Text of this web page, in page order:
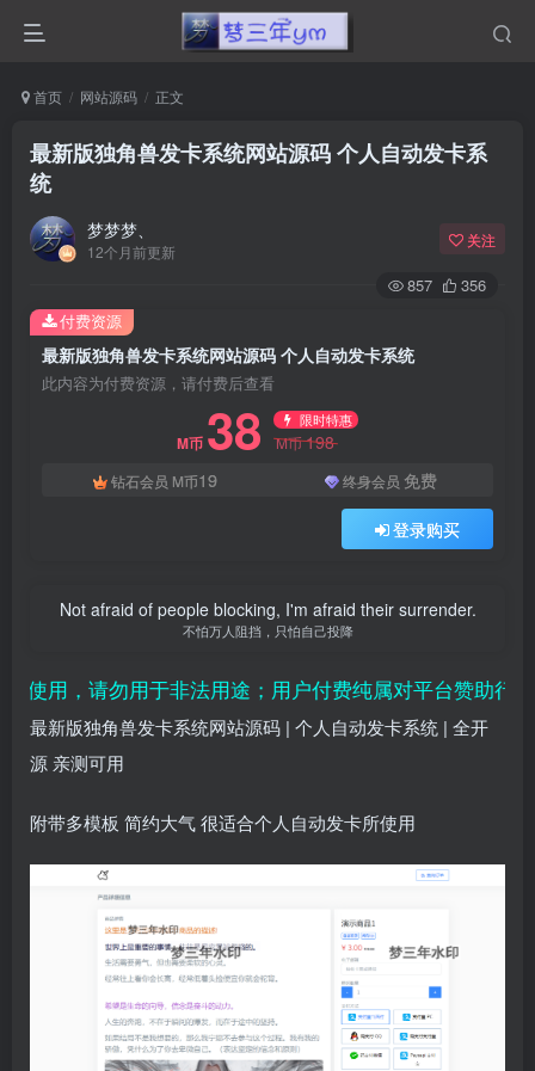
首页 网站源码 正文
最新版独角兽发卡系统网站源码 个人自动发卡系
统
梦梦梦、
12个月前更新
关注
857 356
最新版独角兽发卡系统网站源码 个人自动发卡系统
此内容为付费资源，请付费后查看
M币 38 限时特惠
M币198
钻石会员 M币19 终身会员 免费
登录购买
付费资源
Not afraid of people blocking, I'm afraid their surrender.
不怕万人阻挡，只怕自己投降
，请勿用于非法用途；用户付费纯属对平台赞助行为
最新版独角兽发卡系统网站源码 | 个人自动发卡系统 | 全开
源 亲测可用
附带多模板 简约大气 很适合个人自动发卡所使用